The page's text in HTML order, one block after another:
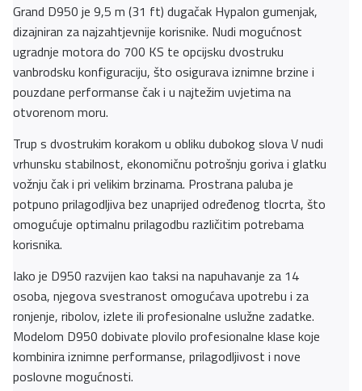
Grand D950 je 9,5 m (31 ft) dugačak Hypalon gumenjak,
dizajniran za najzahtjevnije korisnike. Nudi mogućnost
ugradnje motora do 700 KS te opcijsku dvostruku
vanbrodsku konfiguraciju, što osigurava iznimne brzine i
pouzdane performanse čak i u najtežim uvjetima na
otvorenom moru.
Trup s dvostrukim korakom u obliku dubokog slova V nudi
vrhunsku stabilnost, ekonomičnu potrošnju goriva i glatku
vožnju čak i pri velikim brzinama. Prostrana paluba je
potpuno prilagodljiva bez unaprijed određenog tlocrta, što
omogućuje optimalnu prilagodbu različitim potrebama
korisnika.
Iako je D950 razvijen kao taksi na napuhavanje za 14
osoba, njegova svestranost omogućava upotrebu i za
ronjenje, ribolov, izlete ili profesionalne uslužne zadatke.
Modelom D950 dobivate plovilo profesionalne klase koje
kombinira iznimne performanse, prilagodljivost i nove
poslovne mogućnosti.